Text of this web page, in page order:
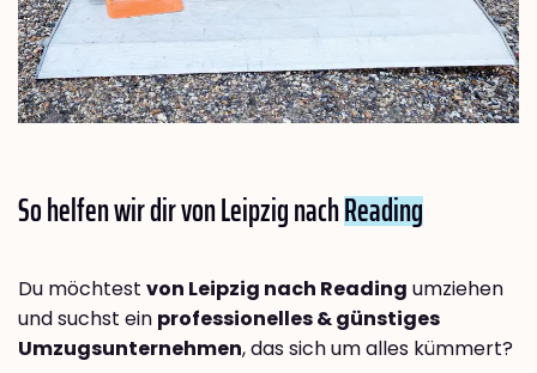
So helfen wir dir von Leipzig nachReading
Du möchtest von Leipzig nach Reading umziehen
und suchst ein professionelles & günstiges
Umzugsunternehmen, das sich um alles kümmert?